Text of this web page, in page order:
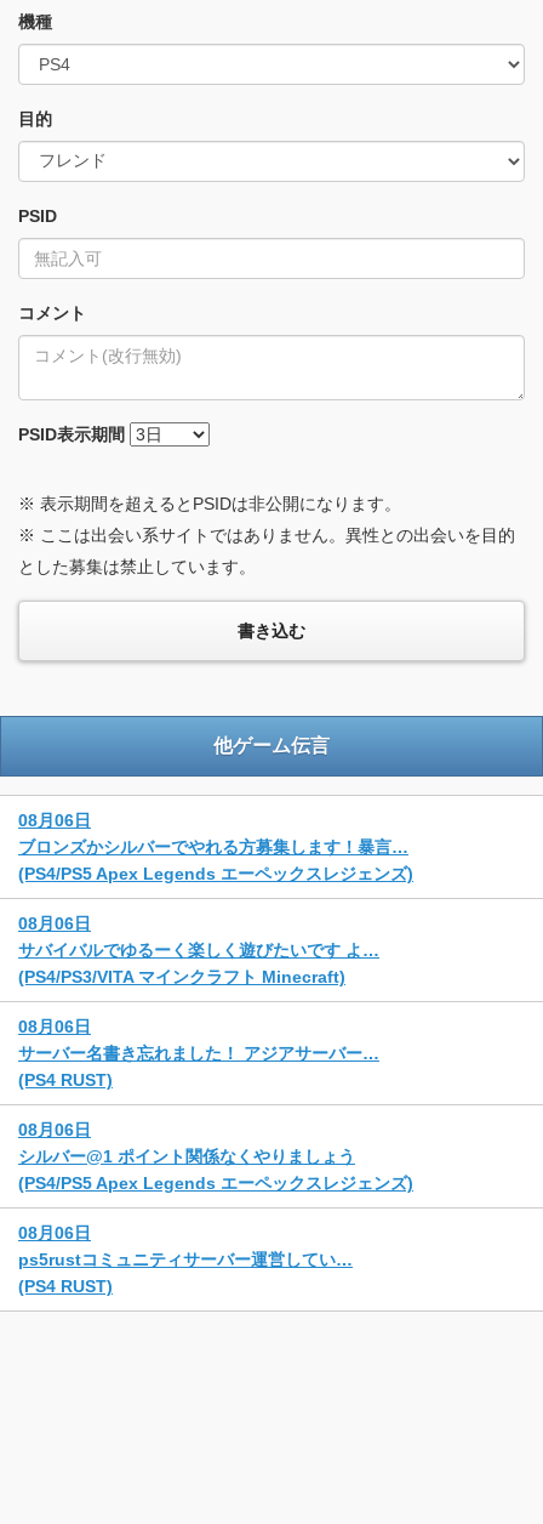
機種
目的
PSID
コメント
PSID表示期間
※ 表示期間を超えるとPSIDは非公開になります。
※ ここは出会い系サイトではありません。異性との出会いを目的
とした募集は禁止しています。
他ゲーム伝言
08月06日
ブロンズかシルバーでやれる方募集します！暴言…
(PS4/PS5 Apex Legends エーペックスレジェンズ)
08月06日
サバイバルでゆるーく楽しく遊びたいです よ…
(PS4/PS3/VITA マインクラフト Minecraft)
08月06日
サーバー名書き忘れました！ アジアサーバー…
(PS4 RUST)
08月06日
シルバー@1 ポイント関係なくやりましょう
(PS4/PS5 Apex Legends エーペックスレジェンズ)
08月06日
ps5rustコミュニティサーバー運営してい…
(PS4 RUST)